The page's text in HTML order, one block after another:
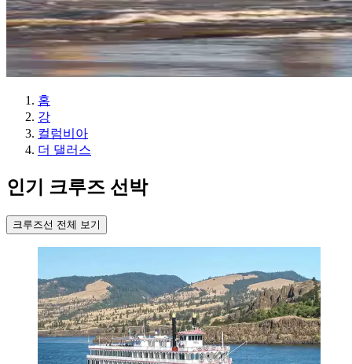
홈
강
컬럼비아
더 댈러스
인기 크루즈 선박
크루즈선 전체 보기